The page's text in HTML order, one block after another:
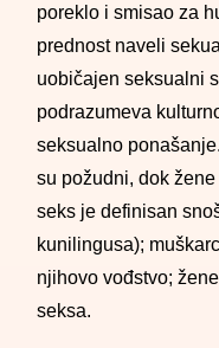
poreklo i smisao za
prednost naveli
uobičajen seksualni
podrazumeva
seksualno
su požudni, dok
seks je definisan
kunilingusa);
njihovo vođstvo;
seksa.